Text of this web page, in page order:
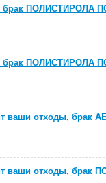
брак ПОЛИСТИРОЛА
брак ПОЛИСТИРОЛА
ваши отходы, брак
ваши отходы, брак